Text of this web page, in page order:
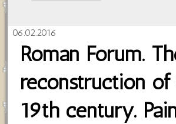
06.02.2016
Roman Forum.
reconstruction
19th century.